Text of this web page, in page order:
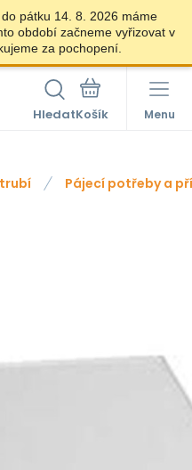
pátku 14. 8. 2026 máme
období začneme vyřizovat v
za pochopení.
Hledat Menu
Pájecí potřeby a